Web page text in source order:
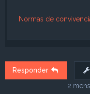
Normas de
Responder
2